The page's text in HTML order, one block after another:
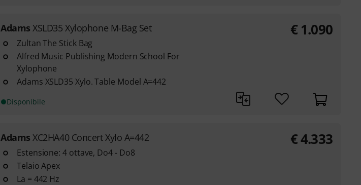
Adams XSLD35 Xylophone M-Bag Set
Zultan The Stick Bag
Alfred Music Publishing Modern School For
Xylophone
Adams XSLD35 Xylo. Table Model A=442
Disponibile
€ 1.090
Adams XC2HA40 Concert Xylo A=442
Estensione: 4 ottave, Do4 - Do8
Telaio Apex
La = 442 Hz
€4.333